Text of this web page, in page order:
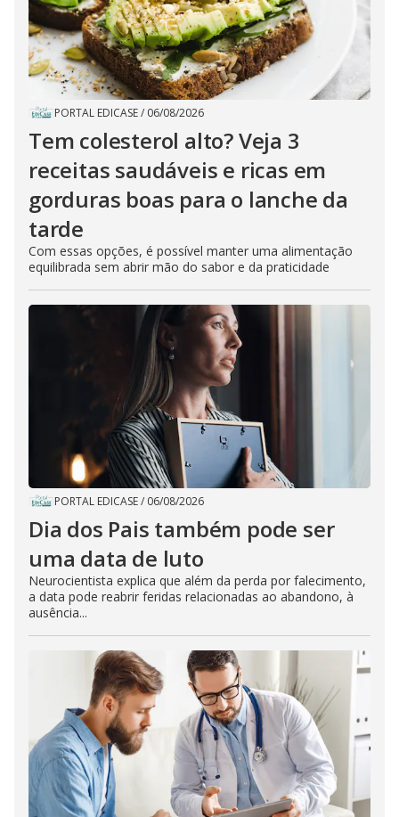
PORTAL EDICASE/ 06/08/2026
Tem colesterol alto? Veja 3
receitas saudáveis e ricas em
gorduras boas para o lanche da
tarde
Com essas opções, é possível manter uma alimentação
equilibrada sem abrir mão do sabor e da praticidade
PORTAL EDICASE/ 06/08/2026
Dia dos Pais também pode ser
uma data de luto
Neurocientista explica que além da perda por falecimento,
a data pode reabrir feridas relacionadas ao abandono, à
ausência...